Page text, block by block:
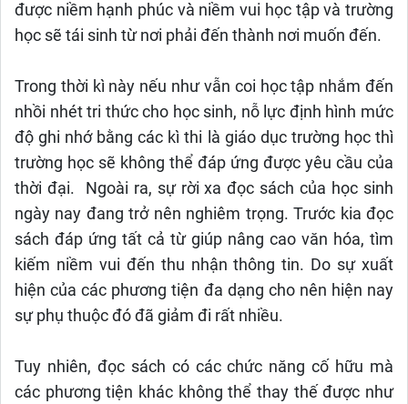
được niềm hạnh phúc và niềm vui học tập và trường
học sẽ tái sinh từ nơi phải đến thành nơi muốn đến.
Trong thời kì này nếu như vẫn coi học tập nhắm đến
nhồi nhét tri thức cho học sinh, nỗ lực định hình mức
độ ghi nhớ bằng các kì thi là giáo dục trường học thì
trường học sẽ không thể đáp ứng được yêu cầu của
thời đại. Ngoài ra, sự rời xa đọc sách của học sinh
ngày nay đang trở nên nghiêm trọng. Trước kia đọc
sách đáp ứng tất cả từ giúp nâng cao văn hóa, tìm
kiếm niềm vui đến thu nhận thông tin. Do sự xuất
hiện của các phương tiện đa dạng cho nên hiện nay
sự phụ thuộc đó đã giảm đi rất nhiều.
Tuy nhiên, đọc sách có các chức năng cố hữu mà
các phương tiện khác không thể thay thế được như